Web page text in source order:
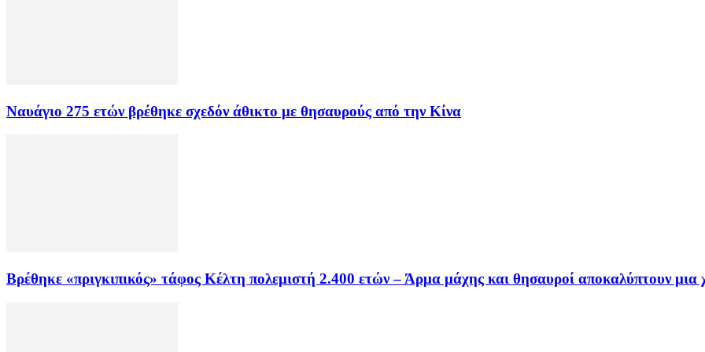
Ναυάγιο 275 ετών βρέθηκε σχεδόν άθικτο με θησαυρούς από την Κίνα
Βρέθηκε «πριγκιπικός» τάφος Κέλτη πολεμιστή 2.400 ετών – Άρμα μάχης και θησαυροί αποκαλύπτουν μια